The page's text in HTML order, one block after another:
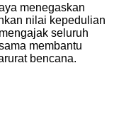
menegaskan
nilai kepedulian
seluruh
membantu
bencana.